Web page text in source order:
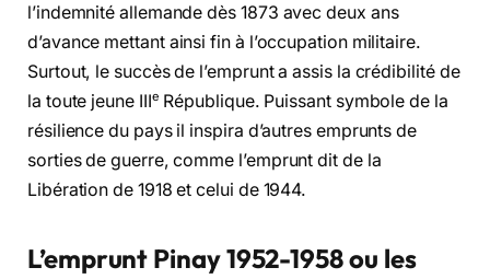
l’indemnité allemande dès 1873 avec deux ans
d’avance mettant ainsi fin à l’occupation militaire.
Surtout, le succès de l’emprunt a assis la crédibilité de
la toute jeune IIIe République. Puissant symbole de la
résilience du pays il inspira d’autres emprunts de
sorties de guerre, comme l’emprunt dit de la
Libération de 1918 et celui de 1944.
L’emprunt Pinay 1952-1958 ou les